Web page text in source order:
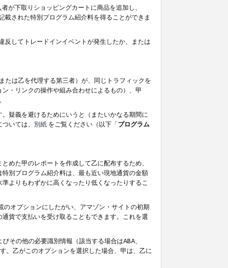
が下取りショッピングカートに商品を追加し、
された特別プログラム紹介料を得ることができま
してトレードインイベントが発生したか、または
たは乙を代理する第三者）が、同じトラフィックを
・リンクの操作や組み合わせによるもの）、甲
疑義を避けるためにいうと（またいかなる期間に
いては、 別紙 をご覧ください（以下「プログラム
めた甲のレポートを作成して乙に配布するため、
別プログラム紹介料は、最も近い現地通貨の金額
よりもわずかに高くなったり低くなったりするこ
オプションにしたがい、アマゾン・サイトの初期
貨で支払いを受け取ることもできます。これを選
その他の必要識別情報（該当する場合はABA、
。乙がこのオプションを選択した場合、甲は、乙に